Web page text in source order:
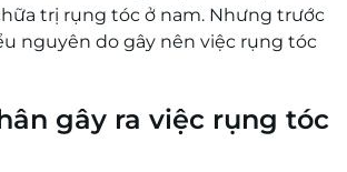
trị rụng tóc ở nam. Nhưng trước
nguyên do gây nên việc rụng tóc
gây ra việc rụng tóc